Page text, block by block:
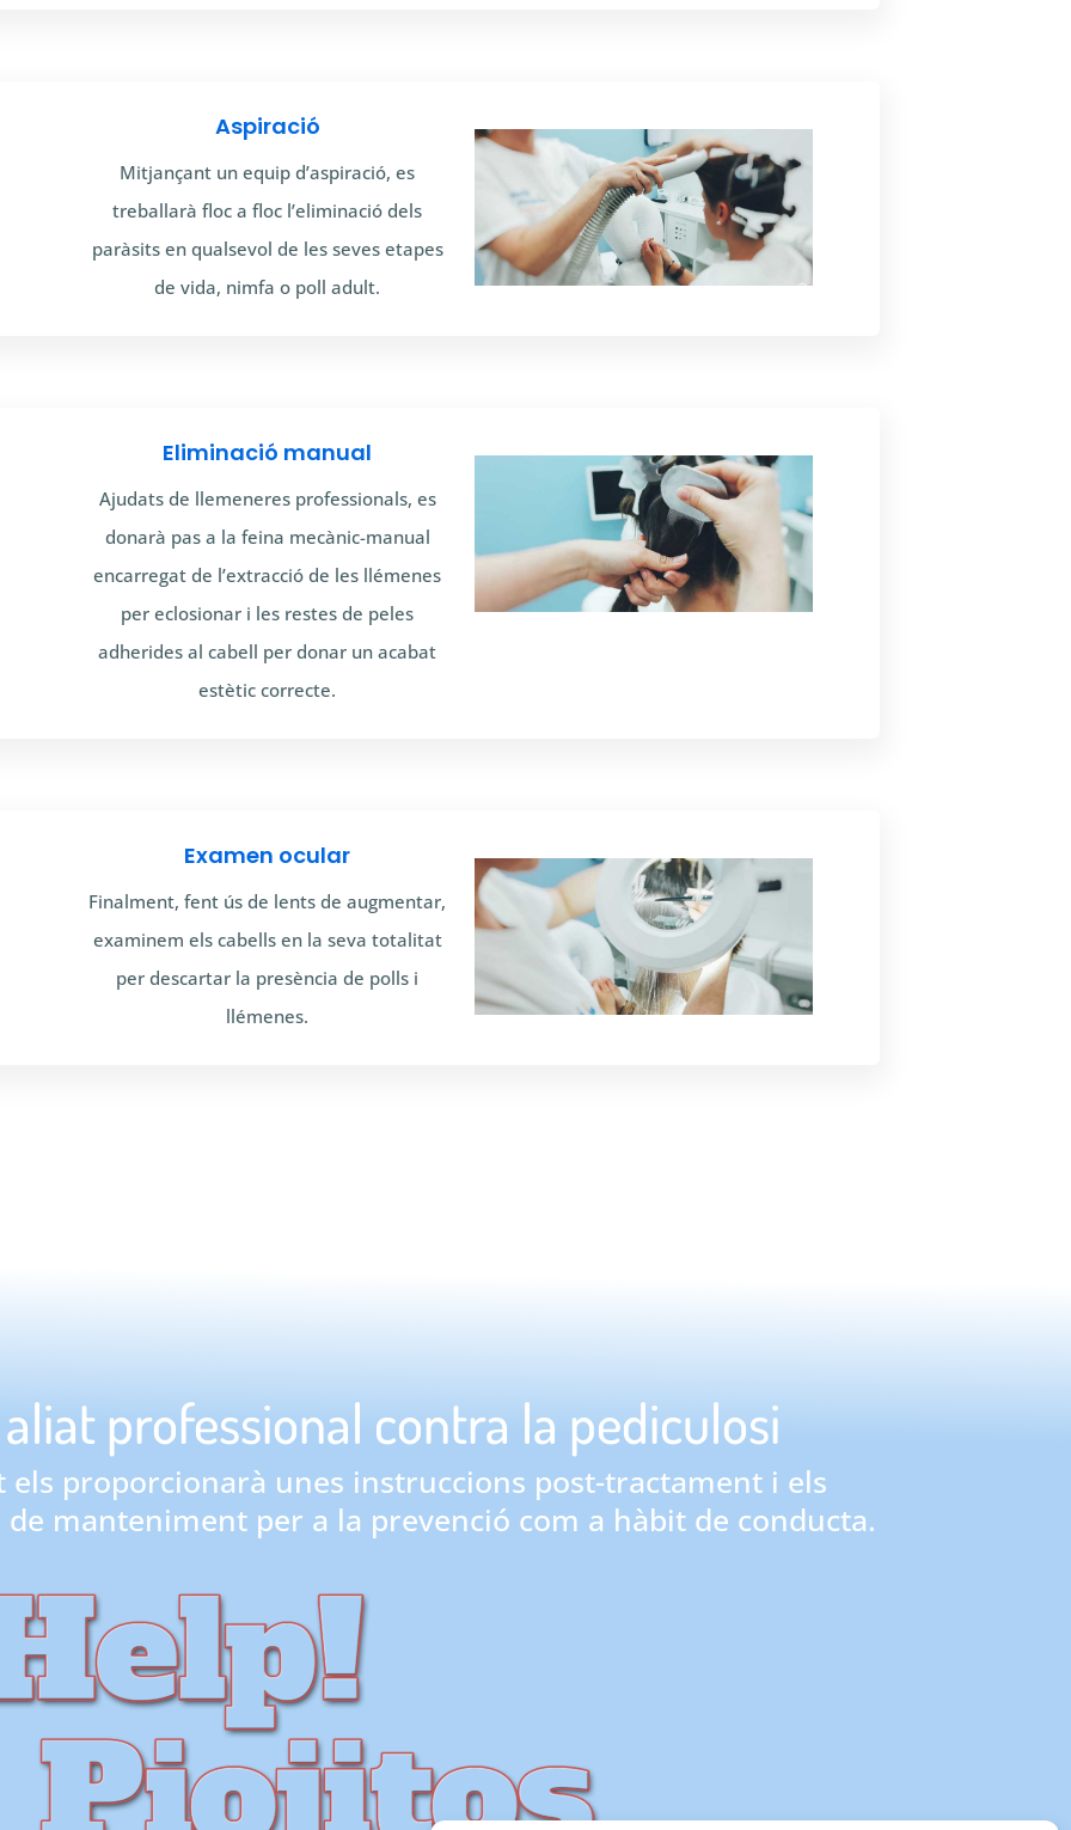
Aspiració
Mitjançant un equip d’aspiració, es
treballarà floc a floc l’eliminació dels
paràsits en qualsevol de les seves etapes
de vida, nimfa o poll adult.
Eliminació manual
Ajudats de llemeneres professionals, es
donarà pas a la feina mecànic-manual
encarregat de l’extracció de les llémenes
per eclosionar i les restes de peles
adherides al cabell per donar un acabat
estètic correcte.
Examen ocular
Finalment, fent ús de lents de augmentar,
examinem els cabells en la seva totalitat
per descartar la presència de polls i
llémenes.
professional contra la pediculosi
els proporcionarà unes instruccions post-tractament i els
manteniment per a la prevenció com a hàbit de conducta.